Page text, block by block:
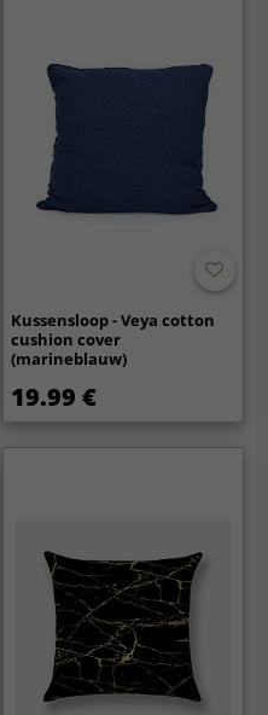
Kussensloop - Veya cotton
cushion cover
(marineblauw)
19.99 €